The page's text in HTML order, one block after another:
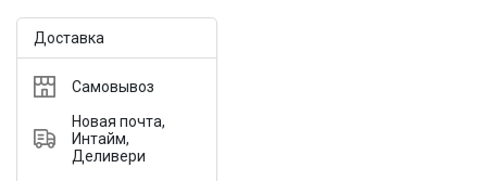
Доставка
Самовывоз
Новая почта,
Интайм,
Деливери